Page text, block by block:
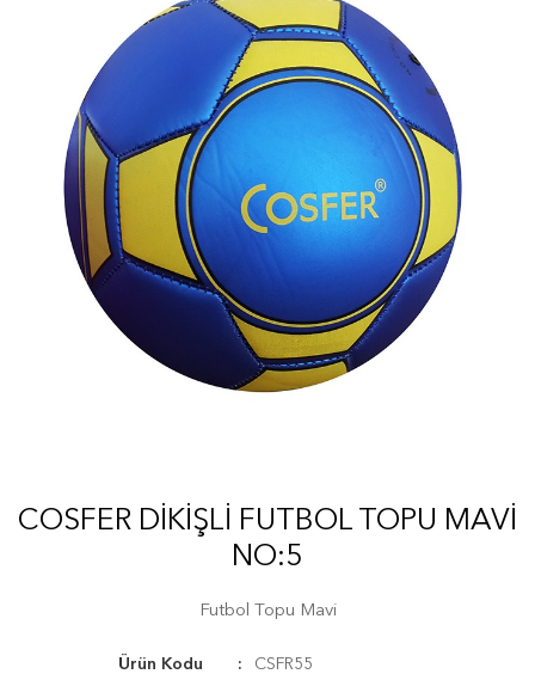
COSFER DIKIŞLI FUTBOL TOPU MAVI
NO:5
Futbol Topu Mavi
Ürün Kodu
CSFR55